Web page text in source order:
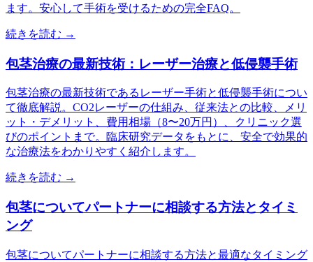
ます。安心して手術を受けるための完全FAQ。
続きを読む →
包茎治療の最新技術：レーザー治療と低侵襲手術
包茎治療の最新技術であるレーザー手術と低侵襲手術につい
て徹底解説。CO2レーザーの仕組み、従来法との比較、メリ
ット・デメリット、費用相場（8〜20万円）、クリニック選
びのポイントまで。臨床研究データをもとに、安全で効果的
な治療法をわかりやすく紹介します。
続きを読む →
包茎についてパートナーに相談する方法とタイミ
ング
包茎についてパートナーに相談する方法と最適なタイミング